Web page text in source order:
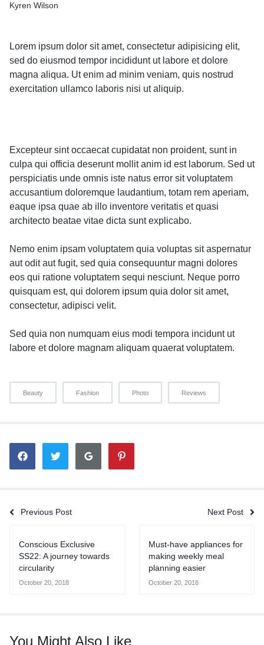
Kyren Wilson
Lorem ipsum dolor sit amet, consectetur adipisicing elit,
sed do eiusmod tempor incididunt ut labore et dolore
magna aliqua. Ut enim ad minim veniam, quis nostrud
exercitation ullamco laboris nisi ut aliquip.
Excepteur sint occaecat cupidatat non proident, sunt in
culpa qui officia deserunt mollit anim id est laborum. Sed ut
perspiciatis unde omnis iste natus error sit voluptatem
accusantium doloremque laudantium, totam rem aperiam,
eaque ipsa quae ab illo inventore veritatis et quasi
architecto beatae vitae dicta sunt explicabo.
Nemo enim ipsam voluptatem quia voluptas sit aspernatur
aut odit aut fugit, sed quia consequuntur magni dolores
eos qui ratione voluptatem sequi nesciunt. Neque porro
quisquam est, qui dolorem ipsum quia dolor sit amet,
consectetur, adipisci velit.
Sed quia non numquam eius modi tempora incidunt ut
labore et dolore magnam aliquam quaerat voluptatem.
Beauty Fashion Photo Reviews
Previous Post Next Post
Conscious Exclusive
SS22: A journey towards
circularity
October 20, 2018
Must-have appliances for
making weekly meal
planning easier
October 20, 2018
You Might Also Like